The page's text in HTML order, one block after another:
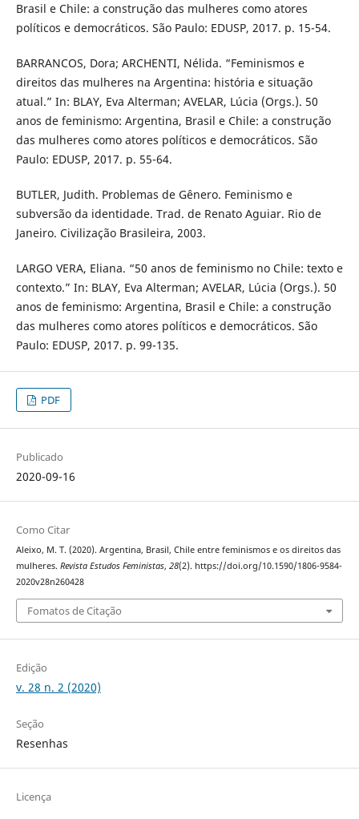
Brasil e Chile: a construção das mulheres como atores
políticos e democráticos. São Paulo: EDUSP, 2017. p. 15-54.
BARRANCOS, Dora; ARCHENTI, Nélida. “Feminismos e
direitos das mulheres na Argentina: história e situação
atual.” In: BLAY, Eva Alterman; AVELAR, Lúcia (Orgs.). 50
anos de feminismo: Argentina, Brasil e Chile: a construção
das mulheres como atores políticos e democráticos. São
Paulo: EDUSP, 2017. p. 55-64.
BUTLER, Judith. Problemas de Gênero. Feminismo e
subversão da identidade. Trad. de Renato Aguiar. Rio de
Janeiro. Civilização Brasileira, 2003.
LARGO VERA, Eliana. “50 anos de feminismo no Chile: texto e
contexto.” In: BLAY, Eva Alterman; AVELAR, Lúcia (Orgs.). 50
anos de feminismo: Argentina, Brasil e Chile: a construção
das mulheres como atores políticos e democráticos. São
Paulo: EDUSP, 2017. p. 99-135.
PDF
Publicado
2020-09-16
Como Citar
Aleixo, M. T. (2020). Argentina, Brasil, Chile entre feminismos e os direitos das
mulheres. Revista Estudos Feministas, 28(2). https://doi.org/10.1590/1806-9584-
2020v28n260428
Fomatos de Citação
Edição
v. 28 n. 2 (2020)
Seção
Resenhas
Licença